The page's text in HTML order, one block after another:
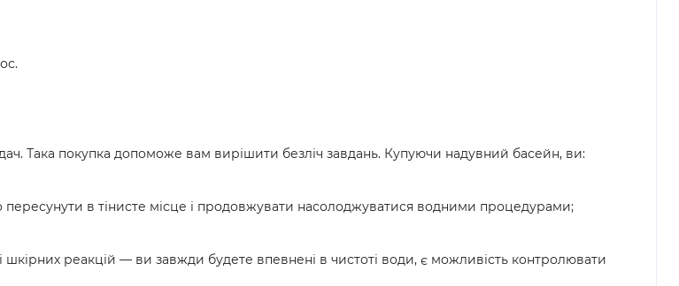
Така покупка допоможе вам вирішити безліч завдань. Купуючи надувний басейн, ви:
пересунути в тінисте місце і продовжувати насолоджуватися водними процедурами;
шкірних реакцій — ви завжди будете впевнені в чистоті води, є можливість контролювати